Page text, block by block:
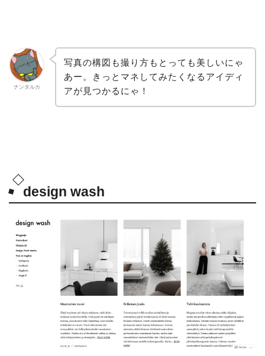
ナンタルカ
写真の構図も撮り方もとっても美しいにゃ
あー。きっとマネしてみたくなるアイディ
アが見つかるにゃ！
design wash